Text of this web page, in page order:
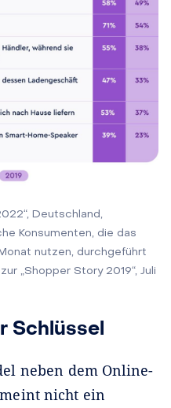
Deutschland,
Konsumenten, die das
nutzen, durchgeführt
„Shopper Story 2019“, Juli
Schlüssel
neben dem Online-
nicht ein